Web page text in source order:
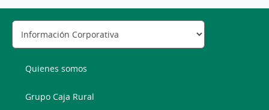
Quienes somos
Grupo Caja Rural